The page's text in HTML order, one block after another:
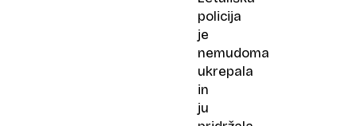
policija
je
nemudoma
ukrepala
in
ju